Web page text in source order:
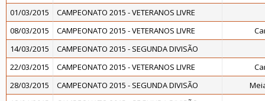
01/03/2015
CAMPEONATO 2015 - VETERANOS LIVRE
08/03/2015
CAMPEONATO 2015 - VETERANOS LIVRE
14/03/2015
CAMPEONATO 2015 - SEGUNDA DIVISÃO
22/03/2015
CAMPEONATO 2015 - VETERANOS LIVRE
28/03/2015
CAMPEONATO 2015 - SEGUNDA DIVISÃO